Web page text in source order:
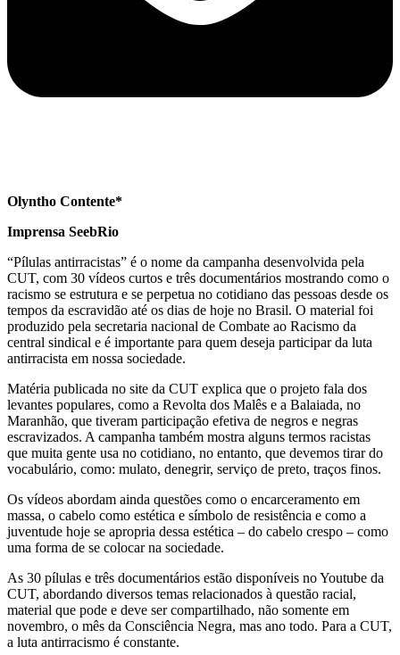
Olyntho Contente*
Imprensa SeebRio
“Pílulas antirracistas” é o nome da campanha desenvolvida pela
CUT, com 30 vídeos curtos e três documentários mostrando como o
racismo se estrutura e se perpetua no cotidiano das pessoas desde os
tempos da escravidão até os dias de hoje no Brasil. O material foi
produzido pela secretaria nacional de Combate ao Racismo da
central sindical e é importante para quem deseja participar da luta
antirracista em nossa sociedade.
Matéria publicada no site da CUT explica que o projeto fala dos
levantes populares, como a Revolta dos Malês e a Balaiada, no
Maranhão, que tiveram participação efetiva de negros e negras
escravizados. A campanha também mostra alguns termos racistas
que muita gente usa no cotidiano, no entanto, que devemos tirar do
vocabulário, como: mulato, denegrir, serviço de preto, traços finos.
Os vídeos abordam ainda questões como o encarceramento em
massa, o cabelo como estética e símbolo de resistência e como a
juventude hoje se apropria dessa estética – do cabelo crespo – como
uma forma de se colocar na sociedade.
As 30 pílulas e três documentários estão disponíveis no Youtube da
CUT, abordando diversos temas relacionados à questão racial,
material que pode e deve ser compartilhado, não somente em
novembro, o mês da Consciência Negra, mas ano todo. Para a CUT,
a luta antirracismo é constante.